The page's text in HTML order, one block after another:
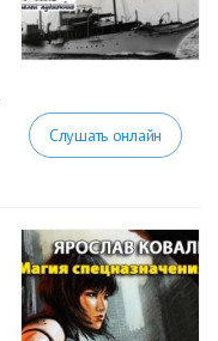
Слушать онлайн